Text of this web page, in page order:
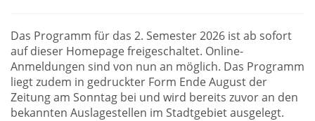
Das Programm für das 2. Semester 2026 ist ab sofort
auf dieser Homepage freigeschaltet. Online-
Anmeldungen sind von nun an möglich. Das Programm
liegt zudem in gedruckter Form Ende August der
Zeitung am Sonntag bei und wird bereits zuvor an den
bekannten Auslagestellen im Stadtgebiet ausgelegt.